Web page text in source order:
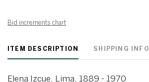
Bid increments chart
ITEM DESCRIPTION SHIPPING INFO
Elena Izcue, Lima, 1889 - 1970